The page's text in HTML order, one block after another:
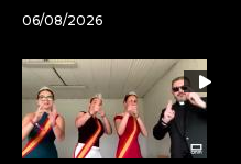
06/08/2026